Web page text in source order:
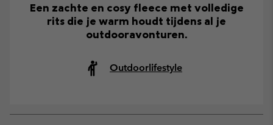
Een zachte en cosy fleece met volledige
rits die je warm houdt tijdens al je
outdooravonturen.
Outdoorlifestyle